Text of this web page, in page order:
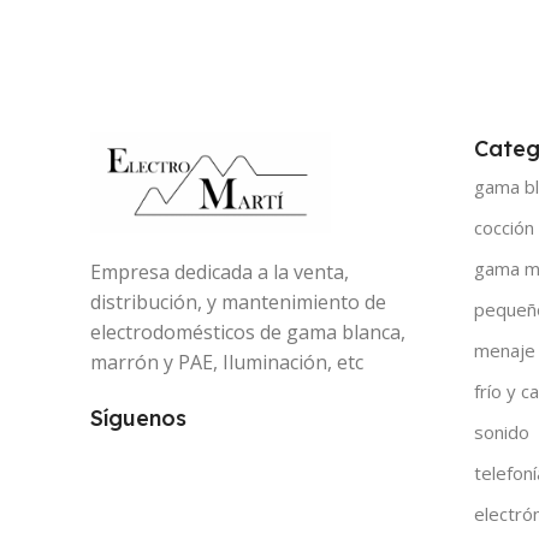
Empresa dedicada a la venta,
distribución, y mantenimiento de
electrodomésticos de gama blanca,
marrón y PAE, Iluminación, etc
Síguenos
gama
cocción
gama
menaje
frío y
sonido